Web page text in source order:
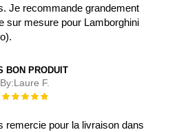
Je recommande grandement
sur mesure pour Lamborghini
BON PRODUIT
By:Laure F.
Évaluation :
remercie pour la livraison dans